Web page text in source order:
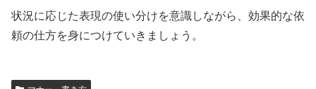
状況に応じた表現の使い分けを意識しながら、効果的な依
頼の仕方を身につけていきましょう。